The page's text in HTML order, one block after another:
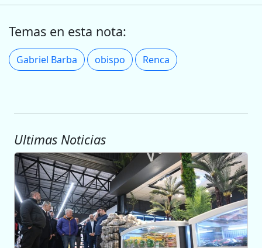
Temas en esta nota:
Gabriel Barba obispo Renca
Ultimas Noticias